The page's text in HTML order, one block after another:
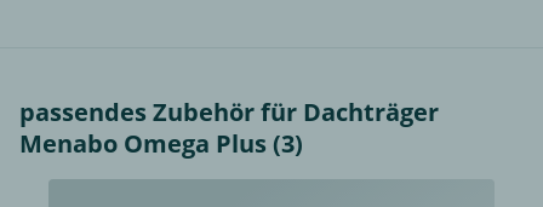
passendes Zubehör für Dachträger
Menabo Omega Plus (3)